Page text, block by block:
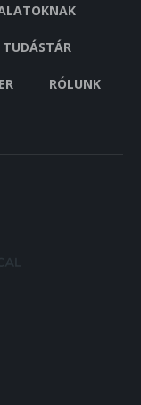
TUDÁSTÁR
RÓLUNK